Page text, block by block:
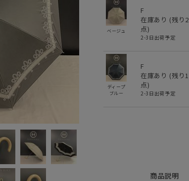
ベージュ
F
在庫あり (残り 2
点)
2-3日出荷予定
ディープ
ブルー
F
在庫あり (残り1
点)
2-3日出荷予定
商品説明